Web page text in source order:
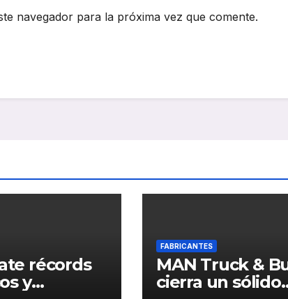
navegador para la próxima vez que comente.
récords
y
FABRICANTES
MAN Truck &
cierra un sólido